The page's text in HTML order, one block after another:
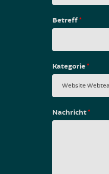
Betreff*
Kategorie*
Nachricht*